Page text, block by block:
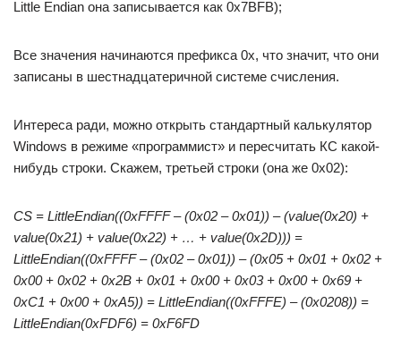
Little Endian она записывается как 0x7BFB);
Все значения начинаются префикса 0x, что значит, что они
записаны в шестнадцатеричной системе счисления.
Интереса ради, можно открыть стандартный калькулятор
Windows в режиме «программист» и пересчитать КС какой-
нибудь строки. Скажем, третьей строки (она же 0x02):
CS = LittleEndian((0xFFFF – (0x02 – 0x01)) – (value(0x20) +
value(0x21) + value(0x22) + … + value(0x2D))) =
LittleEndian((0xFFFF – (0x02 – 0x01)) – (0x05 + 0x01 + 0x02 +
0x00 + 0x02 + 0x2B + 0x01 + 0x00 + 0x03 + 0x00 + 0x69 +
0xC1 + 0x00 + 0xA5)) = LittleEndian((0xFFFE) – (0x0208)) =
LittleEndian(0xFDF6) = 0xF6FD